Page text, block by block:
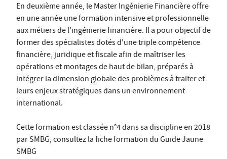
En deuxième année, le Master Ingénierie Financière offre
en une année une formation intensive et professionnelle
aux métiers de l'ingénierie financière. Il a pour objectif de
former des spécialistes dotés d'une triple compétence
financière, juridique et fiscale afin de maîtriser les
opérations et montages de haut de bilan, préparés à
intégrer la dimension globale des problèmes à traiter et
leurs enjeux stratégiques dans un environnement
international.
Cette formation est classée n°4 dans sa discipline en 2018
par SMBG, consultez la fiche formation du Guide Jaune
SMBG